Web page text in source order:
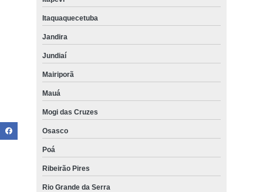
Itaquaquecetuba
Jandira
Jundiaí
Mairiporã
Mauá
Mogi das Cruzes
Osasco
Poá
Ribeirão Pires
Rio Grande da Serra